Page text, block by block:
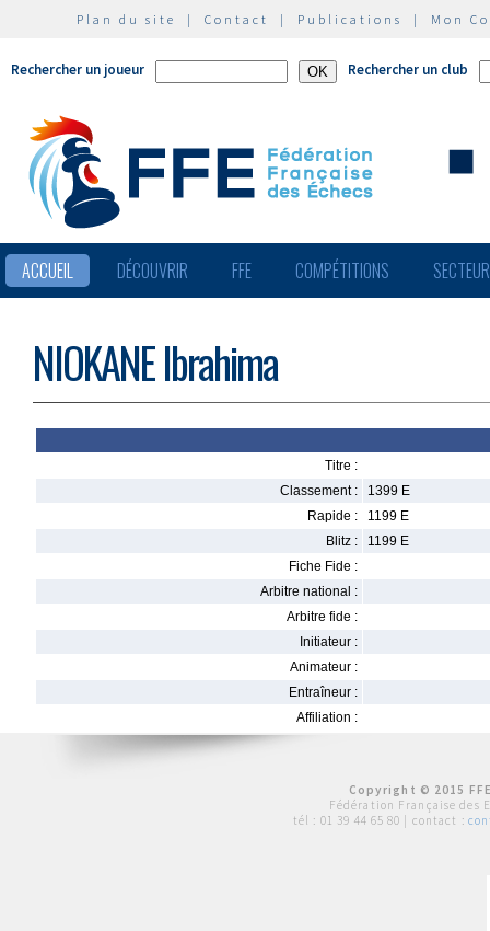
Plan du site | Contact | Publications | Mon
Rechercher un joueur Rechercher un club
ACCUEIL DÉCOUVRIR FFE COMPÉTITIONS
NIOKANE Ibrahima
Titre :
Classement :
1399 E
Rapide :
1199 E
Blitz :
1199 E
Fiche Fide :
Arbitre national :
Arbitre fide :
Initiateur :
Animateur :
Entraîneur :
Affiliation :
Copyright © 2015
Fédération Française des
tél : 01 39 44 65 80 | contact :